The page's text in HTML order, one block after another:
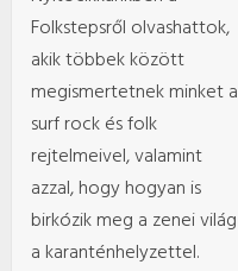
Folkstepsről olvashattok,
akik többek között
megismertetnek minket a
surf rock és folk
rejtelmeivel, valamint
azzal, hogy hogyan is
birkózik meg a zenei világ
a karanténhelyzettel.